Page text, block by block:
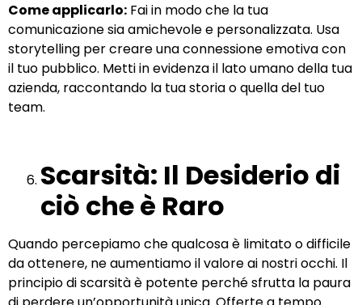
Come applicarlo: Fai in modo che la tua
comunicazione sia amichevole e personalizzata. Usa
storytelling per creare una connessione emotiva con
il tuo pubblico. Metti in evidenza il lato umano della tua
azienda, raccontando la tua storia o quella del tuo
team.
Scarsità: Il Desiderio di
ciò che è Raro
Quando percepiamo che qualcosa è limitato o difficile
da ottenere, ne aumentiamo il valore ai nostri occhi. Il
principio di scarsità è potente perché sfrutta la paura